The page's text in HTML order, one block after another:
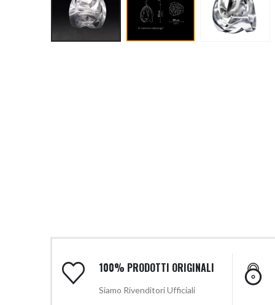
100% PRODOTTI ORIGINALI
Siamo Rivenditori Ufficiali